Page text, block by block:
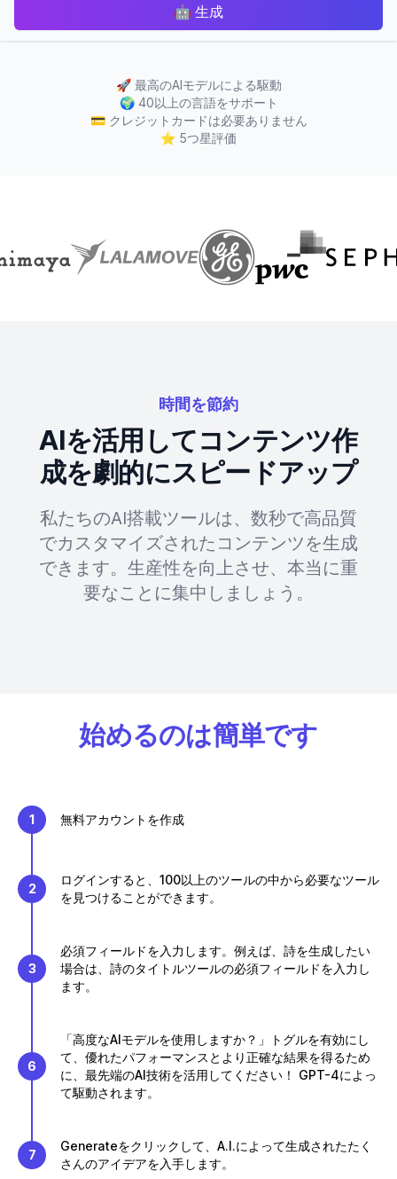
🤖 生成
🚀 最高のAIモデルによる駆動
🌍 40以上の言語をサポート
💳 クレジットカードは必要ありません
⭐ 5つ星評価
時間を節約
AIを活用してコンテンツ作
成を劇的にスピードアップ
私たちのAI搭載ツールは、数秒で高品質
でカスタマイズされたコンテンツを生成
できます。生産性を向上させ、本当に重
要なことに集中しましょう。
始めるのは簡単です
1 無料アカウントを作成
2
ログインすると、100以上のツールの中から必要なツール
を見つけることができます。
3
必須フィールドを入力します。例えば、詩を生成したい
場合は、詩のタイトルツールの必須フィールドを入力し
ます。
6
「高度なAIモデルを使用しますか？」トグルを有効にし
て、優れたパフォーマンスとより正確な結果を得るため
に、最先端のAI技術を活用してください！ GPT-4によっ
て駆動されます。
7
Generateをクリックして、A.I.によって生成されたたく
さんのアイデアを入手します。